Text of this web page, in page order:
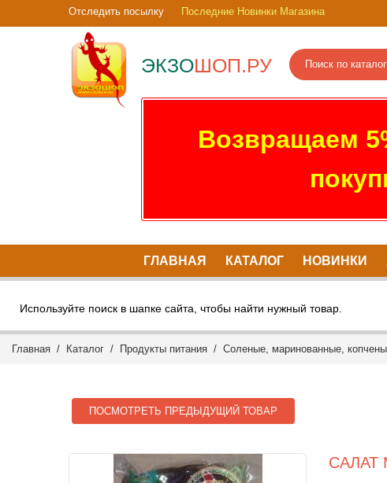
Отследить посылку Последние Новинки Магазина
ЭКЗОШОП.РУ
Возвращаем
ГЛАВНАЯ КАТАЛОГ НОВИНКИ
Используйте поиск в шапке сайта, чтобы найти нужный товар.
Главная / Каталог / Продукты питания / Соленые, маринованные,
ПОСМОТРЕТЬ ПРЕДЫДУЩИЙ ТОВАР
САЛАТ